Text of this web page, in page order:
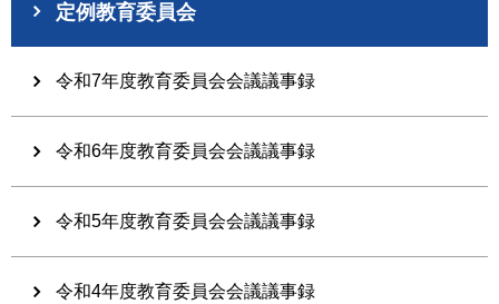
定例教育委員会
令和7年度教育委員会会議議事録
令和6年度教育委員会会議議事録
令和5年度教育委員会会議議事録
令和4年度教育委員会会議議事録